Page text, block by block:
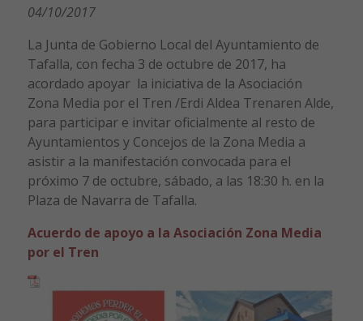
04/10/2017
La Junta de Gobierno Local del Ayuntamiento de
Tafalla, con fecha 3 de octubre de 2017, ha
acordado apoyar la iniciativa de la Asociación
Zona Media por el Tren /Erdi Aldea Trenaren Alde,
para participar e invitar oficialmente al resto de
Ayuntamientos y Concejos de la Zona Media a
asistir a la manifestación convocada para el
próximo 7 de octubre, sábado, a las 18:30 h. en la
Plaza de Navarra de Tafalla.
Acuerdo de apoyo a la Asociación Zona Media
por el Tren